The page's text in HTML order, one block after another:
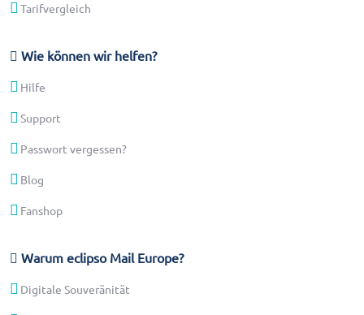
Tarifvergleich
Wie können wir helfen?
Hilfe
Support
Passwort vergessen?
Blog
Fanshop
Warum eclipso Mail Europe?
Digitale Souveränität